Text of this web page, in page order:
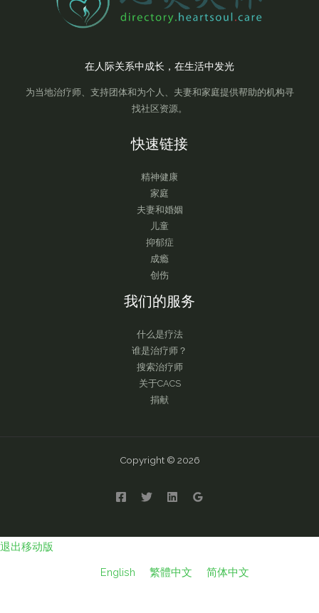
在人际关系中成长，在生活中发光
为当地治疗师、支持团体和为个人、夫妻和家庭提供帮助的机构寻
找社区资源。
快速链接
精神健康
家庭
夫妻和婚姻
儿童
抑郁症
成瘾
创伤
我们的服务
什么是疗法
谁是治疗师？
搜索治疗师
关于CACS
捐献
Copyright © 2026
退出移动版
English 繁體中文 简体中文